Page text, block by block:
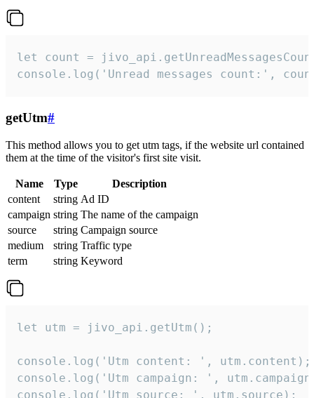
let count =
console.log('Unread messages count:',
getUtm#
This method allows you to get utm tags, if the website url contained
them at the time of the visitor's first site visit.
Name Type
Description
content
string Ad ID
campaign string The name of the campaign
source
string Campaign source
medium
string Traffic type
term
string Keyword
let utm = jivo_api.getUtm();
console.log('Utm content: ', utm.content);
console.log('Utm campaign: ',
console.log('Utm source: ', utm.source);